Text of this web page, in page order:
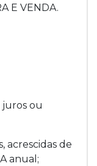
E VENDA.
juros ou
acrescidas de
anual;